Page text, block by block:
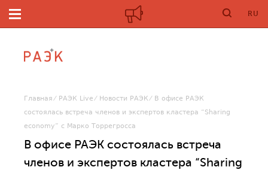
RU
Главная РАЭК Live Новости РАЭК
В офисе РАЭК
состоялась встреча членов и экспертов кластера “Sharing
economy” с Марко Торрегросса
В офисе РАЭК состоялась встреча
членов и экспертов кластера “Sharing